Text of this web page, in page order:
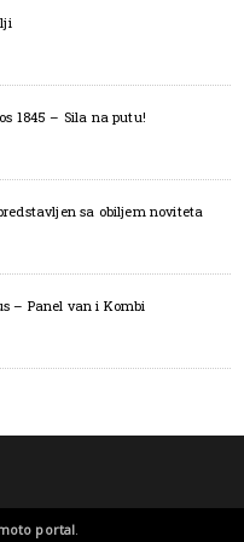
1845 – Sila na putu!
sa obiljem noviteta
– Panel van i Kombi
portal.